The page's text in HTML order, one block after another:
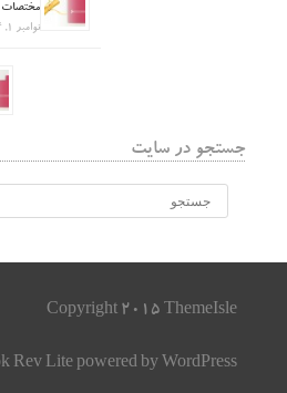
مختصات CMM
نوامبر 1, 2024
جستجو در سایت
Copyright 2015 ThemeIsle
Rev Lite powered by WordPress